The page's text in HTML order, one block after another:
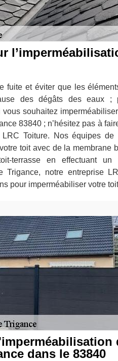
fuite et éviter que les
des dégâts des eaux ;
souhaitez
83840 ; n’hésitez pas à
Toiture. Nos équipes de
toit avec de la membrane
terrasse en effectuant un
Trigance, notre entreprise
pour imperméabiliser votre
dans le 83840